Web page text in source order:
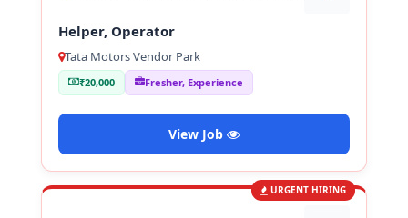
Helper, Operator
Tata Motors Vendor Park
₹20,000 Fresher, Experience
View Job
URGENT HIRING